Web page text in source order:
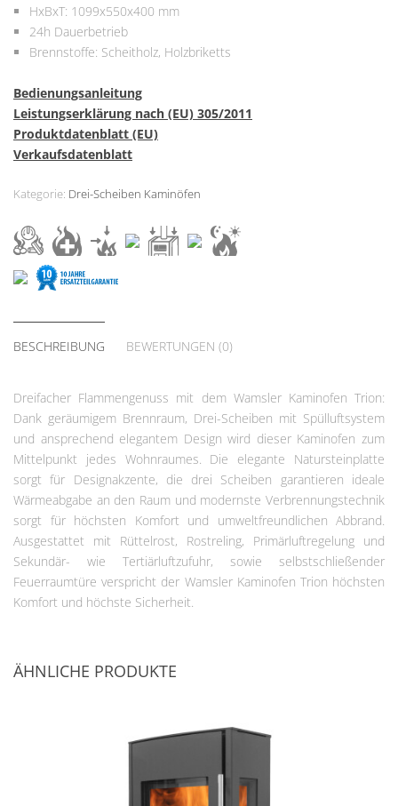
HxBxT: 1099x550x400 mm
24h Dauerbetrieb
Brennstoffe: Scheitholz, Holzbriketts
Bedienungsanleitung
Leistungserklärung nach (EU) 305/2011
Produktdatenblatt (EU)
Verkaufsdatenblatt
Kategorie: Drei-Scheiben Kaminöfen
BESCHREIBUNG BEWERTUNGEN (0)
Dreifacher Flammengenuss mit dem Wamsler Kaminofen Trion:
Dank geräumigem Brennraum, Drei-Scheiben mit Spülluftsystem
und ansprechend elegantem Design wird dieser Kaminofen zum
Mittelpunkt jedes Wohnraumes. Die elegante Natursteinplatte
sorgt für Designakzente, die drei Scheiben garantieren ideale
Wärmeabgabe an den Raum und modernste Verbrennungstechnik
sorgt für höchsten Komfort und umweltfreundlichen Abbrand.
Ausgestattet mit Rüttelrost, Rostreling, Primärluftregelung und
Sekundär- wie Tertiärluftzufuhr, sowie selbstschließender
Feuerraumtüre verspricht der Wamsler Kaminofen Trion höchsten
Komfort und höchste Sicherheit.
ÄHNLICHE PRODUKTE